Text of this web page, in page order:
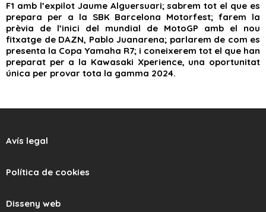
F1 amb l’expilot Jaume Alguersuari; sabrem tot el que es
prepara per a la SBK Barcelona Motorfest; farem la
prèvia de l’inici del mundial de MotoGP amb el nou
fitxatge de DAZN, Pablo Juanarena; parlarem de com es
presenta la Copa Yamaha R7; i coneixerem tot el que han
preparat per a la Kawasaki Xperience, una oportunitat
única per provar tota la gamma 2024.
Avís legal
Política de cookies
Disseny web